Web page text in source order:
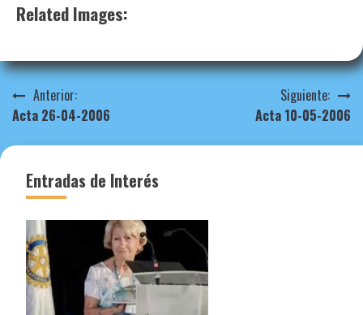
Related Images:
Navegación
de
Anterior:
Acta 26-04-2006
Siguiente:
Acta 10-05-2006
Entradas de Interés